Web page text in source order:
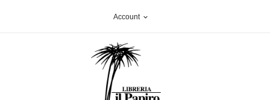
Account expand_more